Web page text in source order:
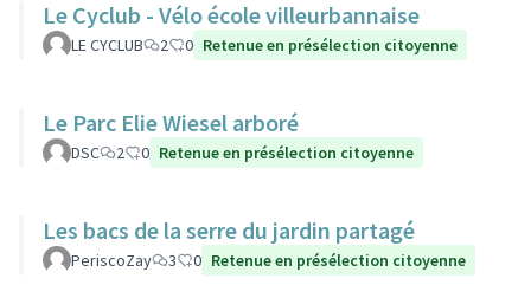
Le Cyclub - Vélo école villeurbannaise
LE CYCLUB 2 0 Retenue en présélection citoyenne
Le Parc Elie Wiesel arboré
DSC 2 0 Retenue en présélection citoyenne
Les bacs de la serre du jardin partagé
PeriscoZay 3 0 Retenue en présélection citoyenne